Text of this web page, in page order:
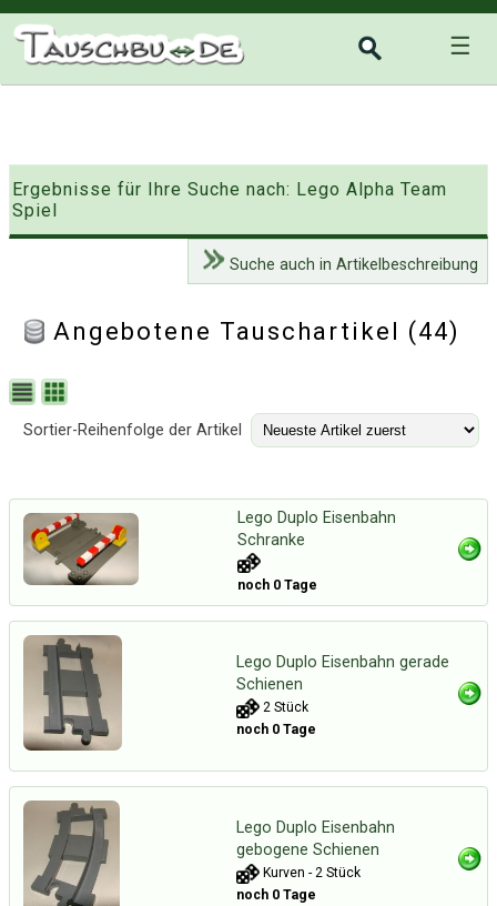
☰
Ergebnisse für Ihre Suche nach: Lego Alpha Team
Spiel
Suche auch in Artikelbeschreibung
Angebotene Tauschartikel (44)
Sortier-Reihenfolge der Artikel
Lego Duplo Eisenbahn
Schranke
noch 0 Tage
Lego Duplo Eisenbahn gerade
Schienen
2 Stück
noch 0 Tage
Lego Duplo Eisenbahn
gebogene Schienen
Kurven - 2 Stück
noch 0 Tage